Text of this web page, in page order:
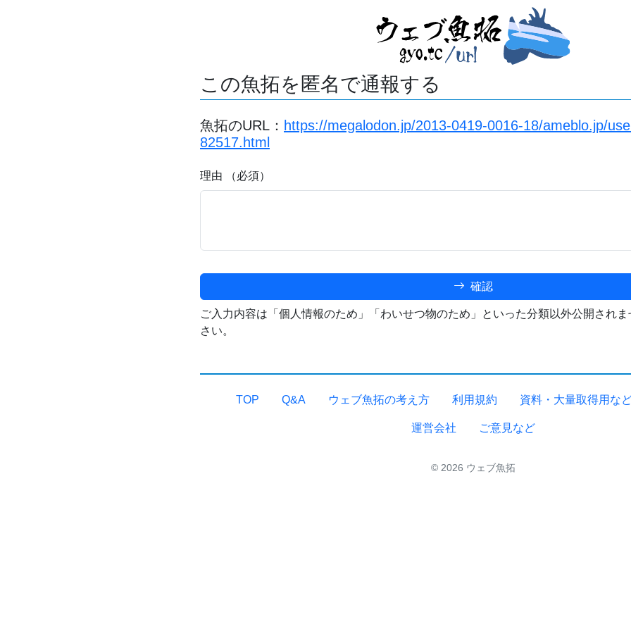
この魚拓を匿名で通報する
魚拓のURL： https://megalodon.jp/2013-0419-0016-18/ameblo.jp/
82517.html
理由 （必須）
確認
ご入力内容は「個人情報のため」「わいせつ物のため」といった分類以外公開され
さい。
TOP Q&A ウェブ魚拓の考え方 利用規約 資料・大量取得用な
運営会社 ご意見など
© 2026 ウェブ魚拓